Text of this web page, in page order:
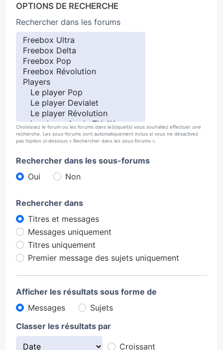
OPTIONS DE RECHERCHE
Rechercher dans les forums
Choisissez le forum ou les forums dans le(s)quel(s) vous souhaitez effectuer une
recherche. Les sous-forums sont automatiquement inclus si vous ne désactivez
pas l’option ci-dessous « Rechercher dans les sous-forums ».
Rechercher dans les sous-forums
Oui
Non
Rechercher dans
Titres et messages
Messages uniquement
Titres uniquement
Premier message des sujets uniquement
Afficher les résultats sous forme de
Messages
Sujets
Classer les résultats par
Croissant